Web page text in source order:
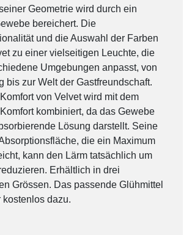
Geometrie wird durch ein
bereichert. Die
und die Auswahl der Farben
zu einer vielseitigen Leuchte, die
Umgebungen anpasst, von
bis zur Welt der Gastfreundschaft.
von Velvet wird mit dem
kombiniert, da das Gewebe
Lösung darstellt. Seine
die ein Maximum
kann den Lärm tatsächlich um
Erhältlich in drei
Grössen. Das passende Glühmittel
kostenlos dazu.